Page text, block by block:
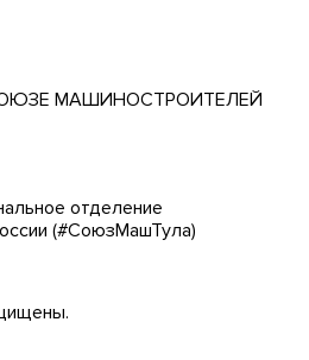
МАШИНОСТРОИТЕЛЕЙ
отделение
(#СоюзМашТула)